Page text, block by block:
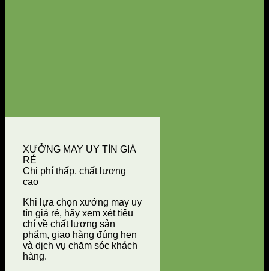
XƯỞNG MAY UY TÍN GIÁ
RẺ
Chi phí thấp, chất lượng
cao
Khi lựa chọn xưởng may uy
tín giá rẻ, hãy xem xét tiêu
chí về chất lượng sản
phẩm, giao hàng đúng hẹn
và dịch vụ chăm sóc khách
hàng.